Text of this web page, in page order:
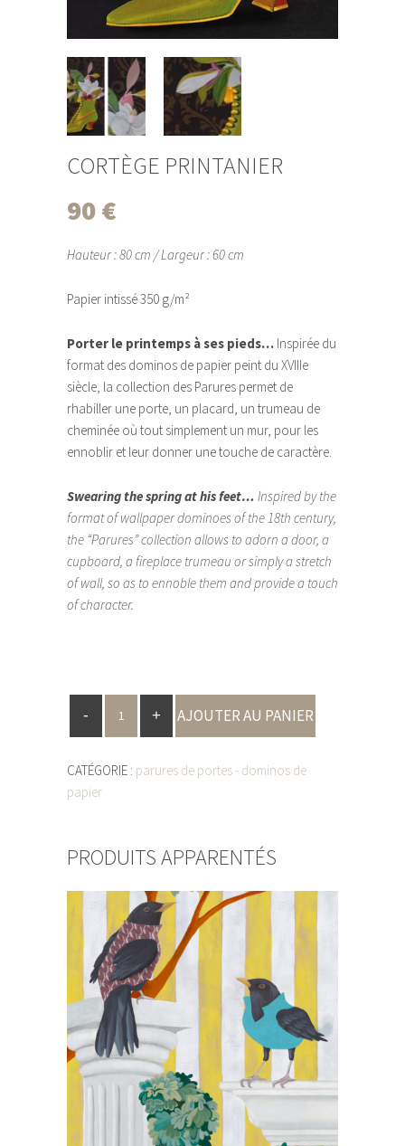
CORTÈGE PRINTANIER
90€
Hauteur : 80 cm / Largeur : 60 cm
Papier intissé 350 g/m²
Porter le printemps à ses pieds… Inspirée du
format des dominos de papier peint du XVIIIe
siècle, la collection des Parures permet de
rhabiller une porte, un placard, un trumeau de
cheminée où tout simplement un mur, pour les
ennoblir et leur donner une touche de caractère.
Swearing the spring at his feet… Inspired by the
format of wallpaper dominoes of the 18th century,
the “Parures” collection allows to adorn a door, a
cupboard, a fireplace trumeau or simply a stretch
of wall, so as to ennoble them and provide a touch
of character.
AJOUTER AU PANIER
CATÉGORIE : parures de portes - dominos de
papier
PRODUITS APPARENTÉS